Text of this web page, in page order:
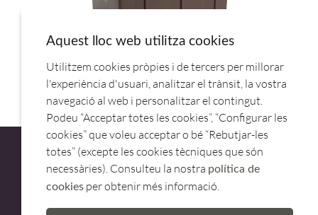
CONTENEDOR ISOT. GN 100MPC.CAMBRO
ATENCIÓ AL CLIENT
Aquest lloc web utilitza cookies
Utilitzem cookies pròpies i de tercers per millorar
l'experiència d'usuari, analitzar el trànsit, la vostra
navegació al web i personalitzar el contingut.
Podeu “Acceptar totes les cookies”, “Configurar les
cookies” que voleu acceptar o bé “Rebutjar-les
totes” (excepte les cookies tècniques que són
necessàries). Consulteu la nostra política de
cookies per obtenir més informació.